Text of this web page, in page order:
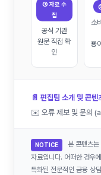
① 자료 수
집
공식 기관
원문 직접 확
인
소
용
📄 편집팀 소개 및 콘
✉️ 오류 제보 및 문의
NOTICE
본 콘텐츠는
자료입니다. 어떠한 경우
특화된 전문적인 금융 상